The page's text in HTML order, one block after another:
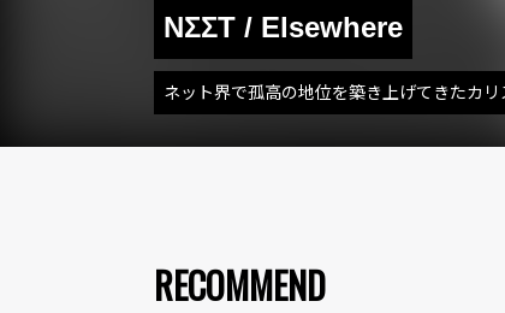
NΣΣT / Elsewhere
ネット界で孤高の地位を築き上げてきたカリ
RECOMMEND